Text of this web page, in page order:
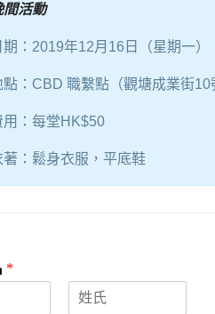
間活動
期：2019年12月16日（星期一
點：CBD 職繫點（觀塘成業街10
用：每堂HK$50
著：鬆身衣服，平底鞋
*